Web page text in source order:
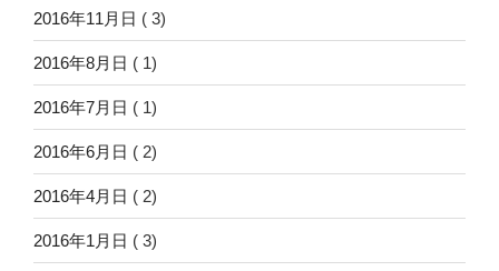
2016年11月日 ( 3)
2016年8月日 ( 1)
2016年7月日 ( 1)
2016年6月日 ( 2)
2016年4月日 ( 2)
2016年1月日 ( 3)